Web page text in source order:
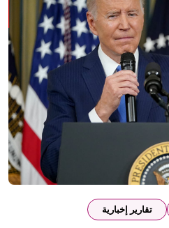
تقارير إخبارية